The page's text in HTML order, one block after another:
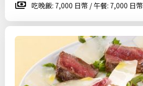
吃晚飯: 7,000 日幣 / 午餐: 7,000 日幣